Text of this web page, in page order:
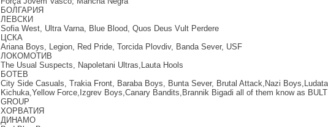
БОЛГАРИЯ
ЛЕВСКИ
Sofia West, Ultra Varna, Blue Blood, Quos Deus Vult Perdere
ЦСКА
Ariana Boys, Legion, Red Pride, Torcida Plovdiv, Banda Sever, USF
ЛОКОМОТИВ
The Usual Suspects, Napoletani Ultras,Lauta Hools
БОТЕВ
City Side Casuals, Trakia Front, Baraba Boys, Bunta Sever, Brutal Attack,Nazi
Kichuka,Yellow Force,Izgrev Boys,Canary Bandits,Brannik Bigadi all of them know as
GROUP
ХОРВАТИЯ
ДИНАМО